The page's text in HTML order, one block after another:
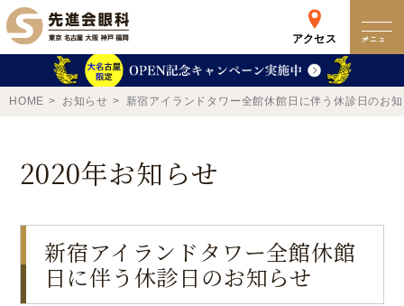
アクセス メニュー
0120-049-113
受付時間 10:00-19:00
クリニック
東京 新宿 名古屋
HOME お知らせ 新宿アイランドタワー全館休館日に伴う休診日のお
2020年お知らせ
新宿アイランドタワー全館休館
日に伴う休診日のお知らせ